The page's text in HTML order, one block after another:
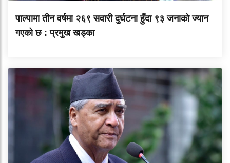
पाल्पामा तीन वर्षमा २६९ सवारी दुर्घटना हुँदा ९३ जनाको ज्यान
गएको छ : प्रमुख खड्का